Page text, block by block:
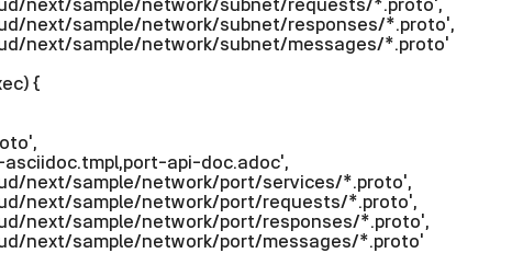
sample/network/subnet/requests/*.proto',
sample/network/subnet/responses/*.proto',
sample/network/subnet/messages/*.proto'
{
api-doc.adoc',
sample/network/port/services/*.proto',
sample/network/port/requests/*.proto',
sample/network/port/responses/*.proto',
sample/network/port/messages/*.proto'